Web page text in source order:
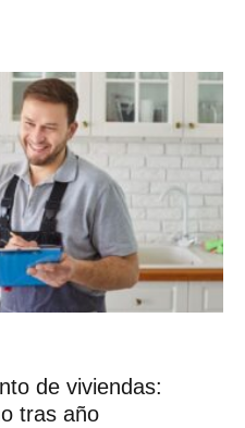
de viviendas:
tras año